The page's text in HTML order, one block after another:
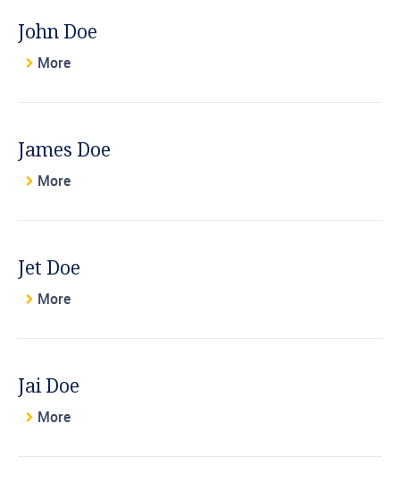
John Doe
More
James Doe
More
Jet Doe
More
Jai Doe
More